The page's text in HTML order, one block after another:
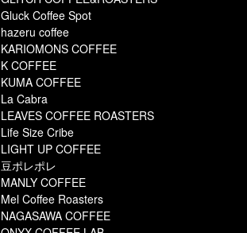
Gluck Coffee Spot
hazeru coffee
KARIOMONS COFFEE
K COFFEE
KUMA COFFEE
La Cabra
LEAVES COFFEE ROASTERS
Life Size Cribe
LIGHT UP COFFEE
豆ポレポレ
MANLY COFFEE
Mel Coffee Roasters
NAGASAWA COFFEE